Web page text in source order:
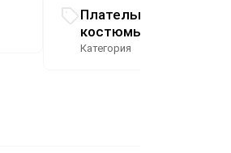
Плательные
костюмы
Категория